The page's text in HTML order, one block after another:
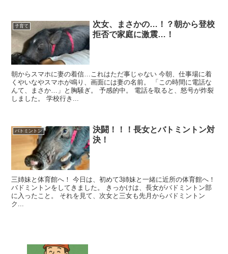
子育て
次女、まさかの…！？朝から登校
拒否で家庭に激震…！
朝からスマホに妻の着信…これはただ事じゃない 今朝、仕事場に着
くやいなやスマホが鳴り、画面には妻の名前。 「この時間に電話な
んて、まさか…」と胸騒ぎ。 予感的中。 電話を取ると、怒号が炸裂
しました。 学校行き...
バトミントン
決闘！！！長女とバトミントン対
決！
三姉妹と体育館へ！ 今日は、初めて3姉妹と一緒に近所の体育館へ！
バドミントンをしてきました。 きっかけは、長女がバドミントン部
に入ったこと。 それを見て、次女と三女も先月からバドミントン
ク...